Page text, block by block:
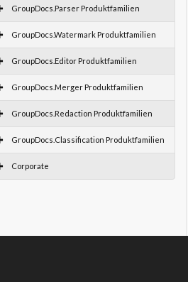
GroupDocs.Parser Produktfamilien
GroupDocs.Watermark Produktfamilien
GroupDocs.Editor Produktfamilien
GroupDocs.Merger Produktfamilien
GroupDocs.Redaction Produktfamilien
GroupDocs.Classification Produktfamilien
Corporate